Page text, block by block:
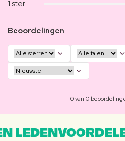
1 ster
Beoordelingen
0 van 0